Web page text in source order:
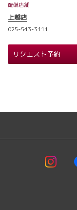
配備店舗
上越店
025-543-3111
リクエスト予約